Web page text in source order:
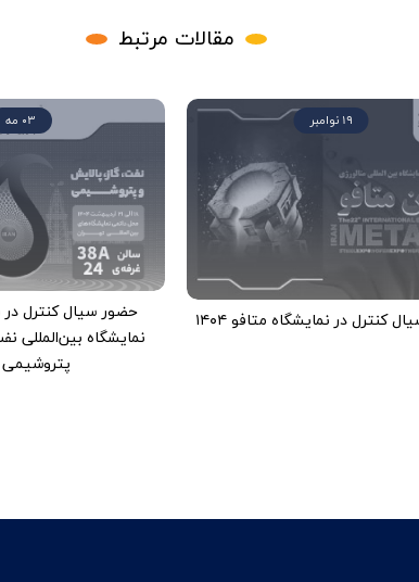
مقالات مرتبط
19 نوامبر
کنترل در نمایشگاه متافو ۱۴۰۴
03 مه
حضور سیال کنترل
نمایشگاه بین‌المللی
پتروشیمی